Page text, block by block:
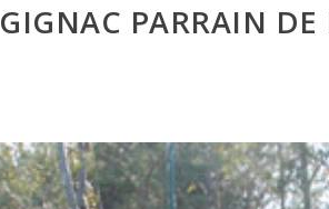
GIGNAC PARRAIN DE